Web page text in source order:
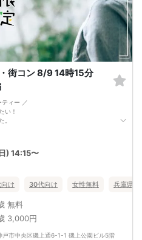
街コン 8/9 14時15分
ィー ／
い！
。
ナブルに！
リジナルの内容です。
) 14:15〜
け 30代向け 女性無料 兵庫県
無料
3,000円
市中央区磯上通6-1-1 磯上公園ビル5階